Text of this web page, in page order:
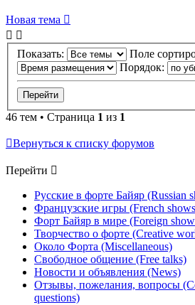
Новая тема
Показать:
Поле
Порядок:
46 тем • Страница 1 из 1
Вернуться к списку форумов
Перейти
Русские в форте Байяр (Russian
Французские игры (French
Форт Байяр в мире (Foreign
Творчество о форте (Creative
Около Форта (Miscellaneous)
Свободное общение (Free talks)
Новости и объявления (News)
Отзывы, пожелания, вопросы
questions)